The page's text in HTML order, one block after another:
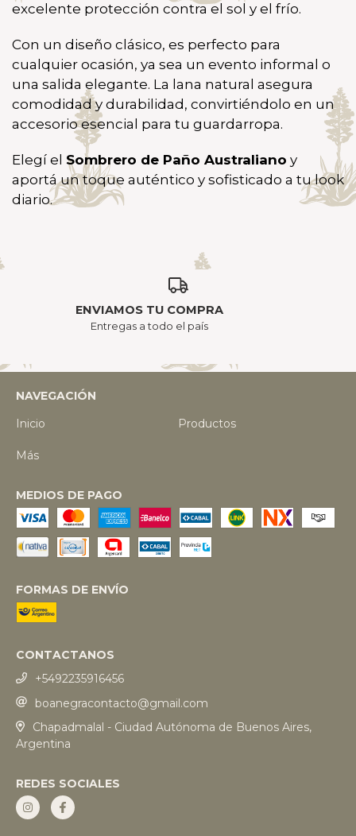
excelente protección contra el sol y el frío.
Con un diseño clásico, es perfecto para
cualquier ocasión, ya sea un evento informal o
una salida elegante. La lana natural asegura
comodidad y durabilidad, convirtiéndolo en un
accesorio esencial para tu guardarropa.
Elegí el Sombrero de Paño Australiano y
aportá un toque auténtico y sofisticado a tu look
diario.
ENVIAMOS TU COMPRA
Entregas a todo el país
NAVEGACIÓN
Inicio
Productos
Más
MEDIOS DE PAGO
FORMAS DE ENVÍO
CONTACTANOS
+5492235916456
boanegracontacto@gmail.com
Chapadmalal - Ciudad Autónoma de Buenos Aires,
Argentina
REDES SOCIALES